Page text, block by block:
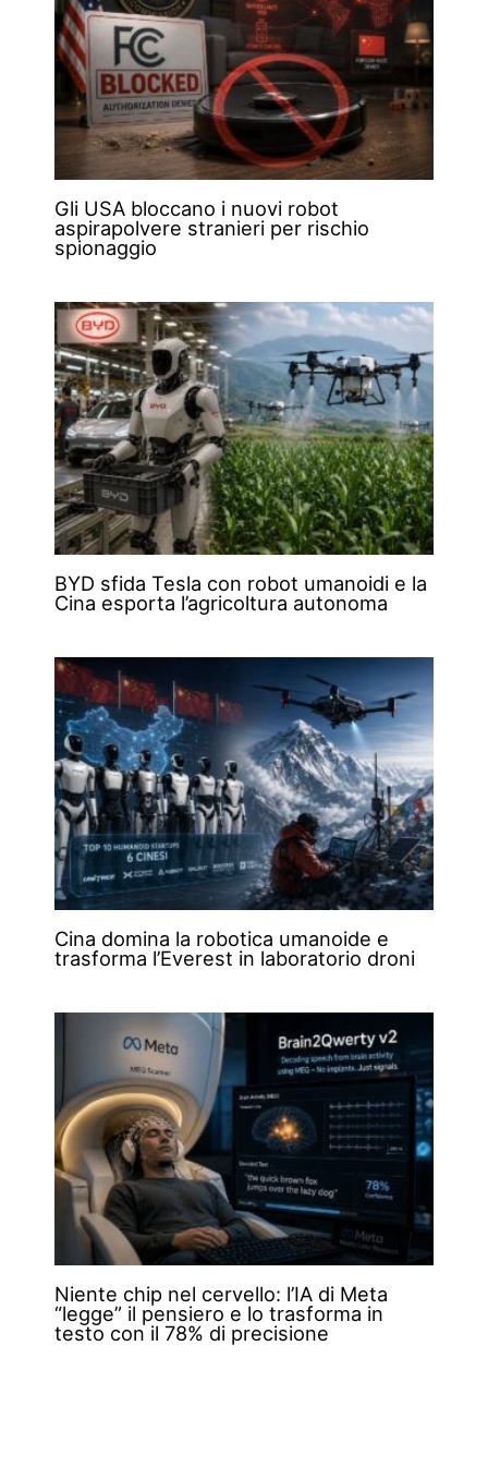
Gli USA bloccano i nuovi robot
aspirapolvere stranieri per rischio
spionaggio
BYD sfida Tesla con robot umanoidi e la
Cina esporta l’agricoltura autonoma
Cina domina la robotica umanoide e
trasforma l’Everest in laboratorio droni
Niente chip nel cervello: l’IA di Meta
“legge” il pensiero e lo trasforma in
testo con il 78% di precisione